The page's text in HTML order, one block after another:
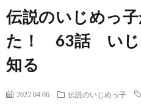
伝説のいじめっ
た！ 63話 いじ
知る
2022.04.06 伝説のいじめっ子